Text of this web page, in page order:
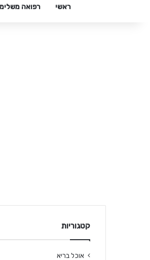
ראשי רפואה
קטגוריות
אוכל בריא